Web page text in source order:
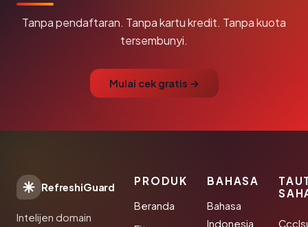
Tanpa pendaftaran. Tanpa kartu kredit. Tanpa kuota
tersembunyi.
Mulai cek gratis →
RefreshiGuard
Intelijen domain
PRODUK
Beranda
BAHASA
Bahasa
Indonesia